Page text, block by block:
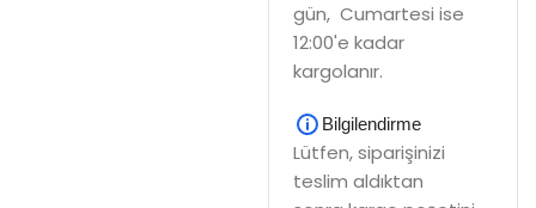
gün, Cumartesi ise
12:00'e kadar
kargolanır.
Bilgilendirme
Lütfen, siparişinizi
teslim aldıktan